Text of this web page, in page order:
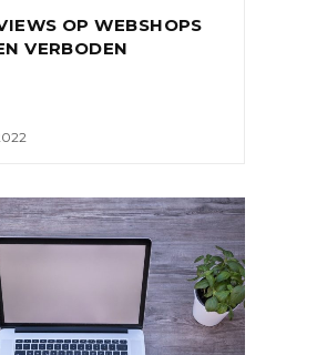
OP WEBSHOPS
VERBODEN